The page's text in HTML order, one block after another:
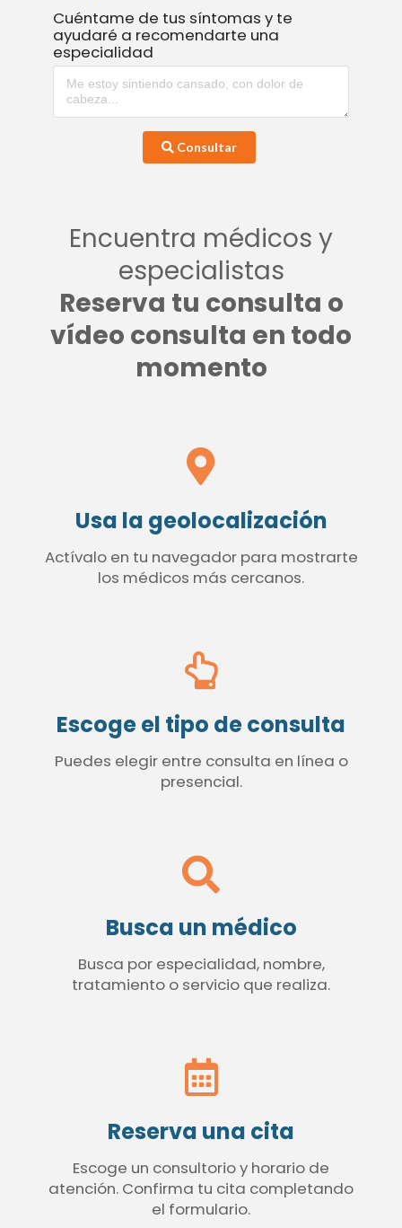
Cuéntame de tus síntomas y te
ayudaré a recomendarte una
especialidad
Consultar
Encuentra médicos y
especialistas
Reserva tu consulta o
vídeo consulta en todo
momento
Usa la geolocalización
Actívalo en tu navegador para mostrarte
los médicos más cercanos.
Escoge el tipo de consulta
Puedes elegir entre consulta en línea o
presencial.
Busca un médico
Busca por especialidad, nombre,
tratamiento o servicio que realiza.
Reserva una cita
Escoge un consultorio y horario de
atención. Confirma tu cita completando
el formulario.